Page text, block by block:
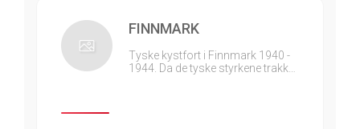
FINNMARK
Tyske kystfort i Finnmark 1940 -
1944. Da de tyske styrkene trakk…